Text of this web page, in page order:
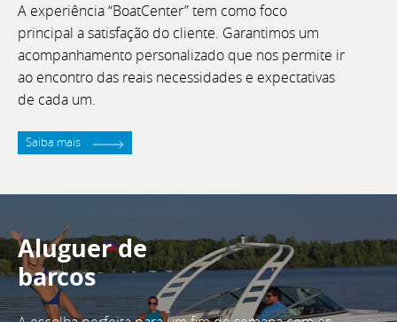
A experiência “BoatCenter” tem como foco
principal a satisfação do cliente. Garantimos um
acompanhamento personalizado que nos permite ir
ao encontro das reais necessidades e expectativas
de cada um.
Saiba mais
Aluguer de
barcos